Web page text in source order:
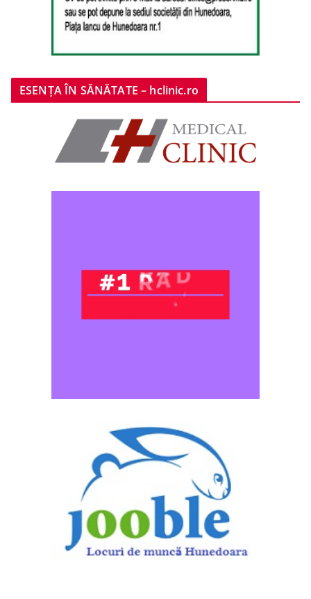
ESENȚA ÎN SĂNĂTATE – hclinic.ro